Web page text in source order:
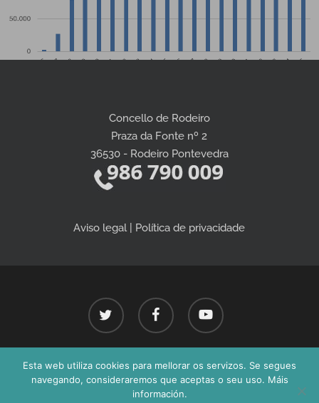
Concello de Rodeiro
Praza da Fonte nº 2
36530 - Rodeiro Pontevedra
Aviso legal | Política de privacidade
twitter facebook youtube
Concello de Rodeiro - Todos os dereitos reservados 2026©
Esta web utiliza cookies para mellorar os servizos. Se segues
navegando, consideraremos que aceptas o seu uso. Máis
información.